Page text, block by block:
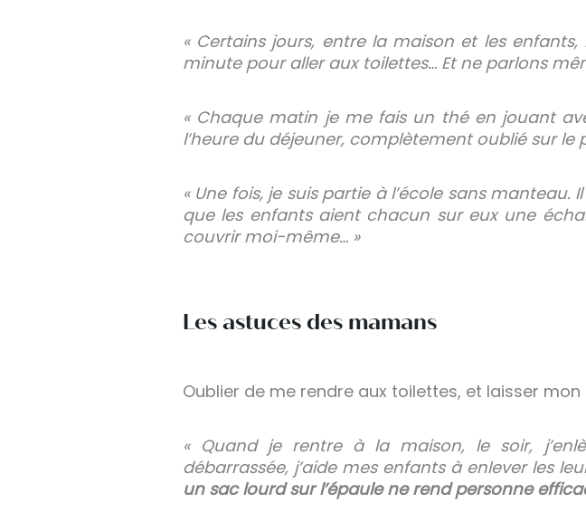
« Certains jours, entre la maison et les
minute pour aller aux toilettes… Et ne parlons
« Chaque matin je me fais un thé en jouant
l’heure du déjeuner, complètement oublié sur le
« Une fois, je suis partie à l’école sans
que les enfants aient chacun sur eux une
couvrir moi-même… »
Les astuces des mamans
Oublier de me rendre aux toilettes, et laisser
« Quand je rentre à la maison, le soir,
débarrassée, j’aide mes enfants à enlever les
un sac lourd sur l’épaule ne rend personne